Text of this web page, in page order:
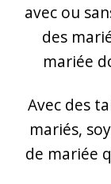
avec ou
des
mariée
Avec des
mariés,
de mariée